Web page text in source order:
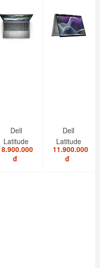
Dell
Latitude
5520 I5
1145G7/RAM
8.900.000
đ
Dell
Latitude
7420 i7
2in1 touch
11.900.000
đ